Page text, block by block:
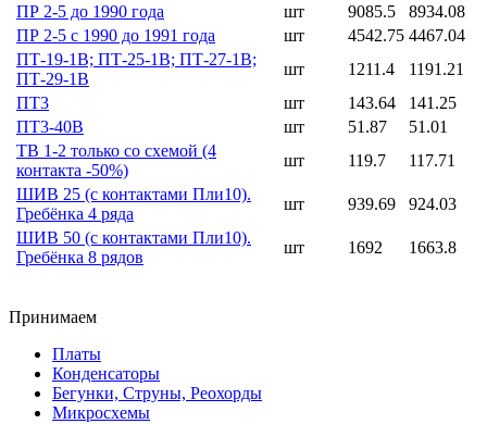
ПР 2-5 до 1990 года
шт 9085.5
8934.08
ПР 2-5 с 1990 до 1991 года
шт 4542.75 4467.04
ПТ-19-1В; ПТ-25-1В; ПТ-27-1В;
ПТ-29-1В
шт 1211.4
1191.21
ПТ3
шт 143.64
141.25
ПТ3-40В
шт 51.87
51.01
ТВ 1-2 только со схемой (4
контакта -50%)
шт 119.7
117.71
ШИВ 25 (с контактами Пли10).
Гребёнка 4 ряда
шт 939.69
924.03
ШИВ 50 (с контактами Пли10).
Гребёнка 8 рядов
шт 1692 1663.8
Принимаем
Платы
Конденсаторы
Бегунки, Струны, Реохорды
Микросхемы